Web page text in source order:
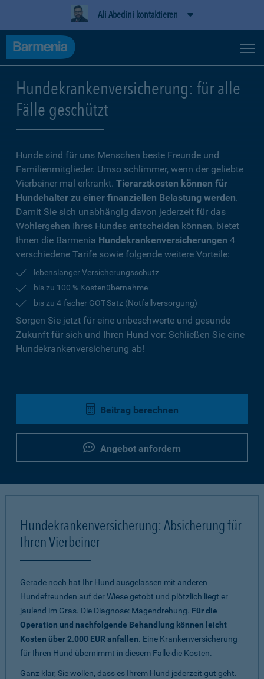
Ali Abedini kontaktieren
Hundekrankenversicherung: für alle
Fälle geschützt
Hunde sind für uns Menschen beste Freunde und
Familienmitglieder. Umso schlimmer, wenn der geliebte
Vierbeiner mal erkrankt. Tierarztkosten können für
Hundehalter zu einer finanziellen Belastung werden.
Damit Sie sich unabhängig davon jederzeit für das
Wohlergehen Ihres Hundes entscheiden können, bietet
Ihnen die Barmenia Hundekrankenversicherungen 4
verschiedene Tarife sowie folgende weitere Vorteile:
lebenslanger Versicherungsschutz
bis zu 100 % Kostenübernahme
bis zu 4-facher GOT-Satz (Notfallversorgung)
Sorgen Sie jetzt für eine unbeschwerte und gesunde
Zukunft für sich und Ihren Hund vor: Schließen Sie eine
Hundekrankenversicherung ab!
Beitrag berechnen
Angebot anfordern
Hundekrankenversicherung: Absicherung für
Ihren Vierbeiner
Gerade noch hat Ihr Hund ausgelassen mit anderen
Hundefreunden auf der Wiese getobt und plötzlich liegt er
jaulend im Gras. Die Diagnose: Magendrehung. Für die
Operation und nachfolgende Behandlung können leicht
Kosten über 2.000 EUR anfallen. Eine Krankenversicherung
für Ihren Hund übernimmt in diesem Falle die Kosten.
Ganz klar, Sie wollen, dass es Ihrem Hund jederzeit gut geht.